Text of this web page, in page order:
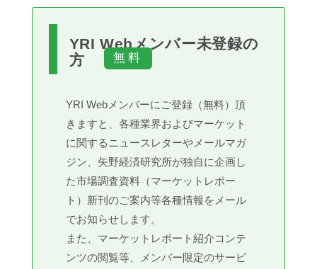
YRI Webメンバー未登録の
方
YRI Webメンバーにご登録（無料）頂
きますと、各種業界およびマーケット
に関するニュースレターやメールマガ
ジン、矢野経済研究所が独自に企画し
た市場調査資料（マーケットレポー
ト）新刊のご案内等各種情報をメール
でお知らせします。
また、マーケットレポート紹介コンテ
ンツの閲覧等、メンバー限定のサービ